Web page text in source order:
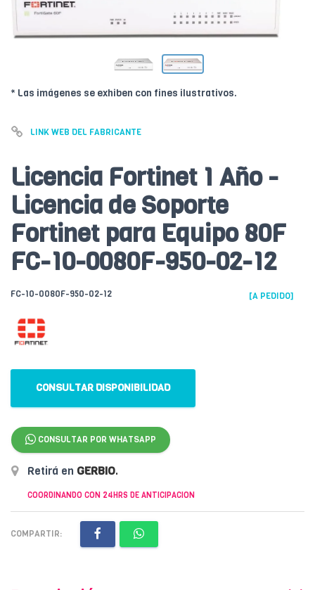
* Las imágenes se exhiben con fines ilustrativos.
LINK WEB DEL FABRICANTE
Licencia Fortinet 1 Año -
Licencia de Soporte
Fortinet para Equipo 80F
FC-10-0080F-950-02-12
FC-10-0080F-950-02-12 [A PEDIDO]
CONSULTAR DISPONIBILIDAD
CONSULTAR POR WHATSAPP
Retirá en GERBIO.
COORDINANDO CON 24HRS DE ANTICIPACION
COMPARTIR: